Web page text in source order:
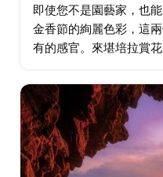
即使您不是園藝家，也
金香節的絢麗色彩，這
有的感官。來堪培拉賞